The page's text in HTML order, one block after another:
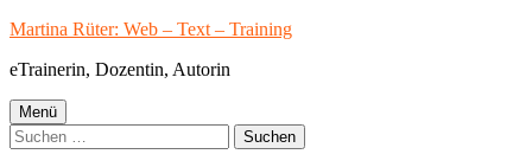
Springe
Inhalt
Martina Rüter: Web – Text – Training
eTrainerin, Dozentin, Autorin
Primäres
Menü
Menü
Suchen
nach: